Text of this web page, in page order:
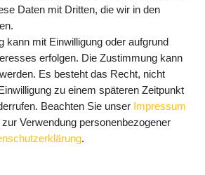
- Keine Angebote
verpassen!
ich, dass ich dieDaten­schutz­erklärung
Daten mit Dritten, die wir in den
kann mit Einwilligung oder aufgrund
erfolgen. Die Zustimmung kann
Es besteht das Recht, nicht
zu einem späteren Zeitpunkt
Beachten Sie unser Impressum
Verwendung personenbezogener
.